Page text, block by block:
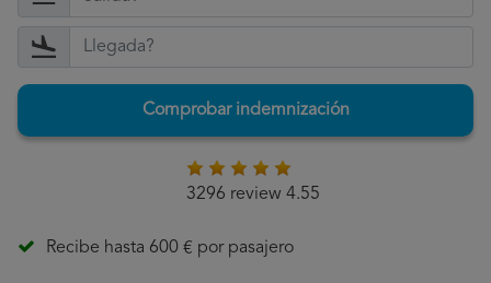
Comprobar indemnización
3296 review 4.55
Recibe hasta 600 € por pasajero